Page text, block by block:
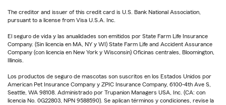
The creditor and issuer of this credit card is U.S. Bank National Association,
pursuant to a license from Visa U.S.A. Inc.
El seguro de vida y las anualidades son emitidos por State Farm Life Insurance
Company. (Sin licencia en MA, NY y WI) State Farm Life and Accident Assurance
Company (con licencia en New York y Wisconsin) Oficinas centrales, Bloomington,
Illinois.
Los productos de seguro de mascotas son suscritos en los Estados Unidos por
American Pet Insurance Company y ZPIC Insurance Company, 6100-4th Ave S,
Seattle, WA 98108. Administrado por Trupanion Managers USA, Inc. (CA: con
licencia No. 0G22803, NPN 9588590). Se aplican términos y condiciones, revise la